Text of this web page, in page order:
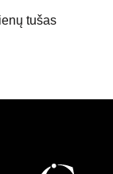
tušas